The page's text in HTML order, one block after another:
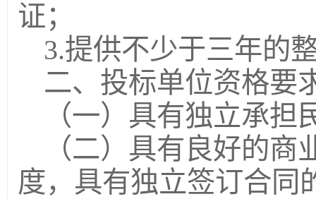
证；
3.提供不少于三年的
二、投标单位资格要
（一）具有独立承
（二）具有良好的
度，具有独立签订合同